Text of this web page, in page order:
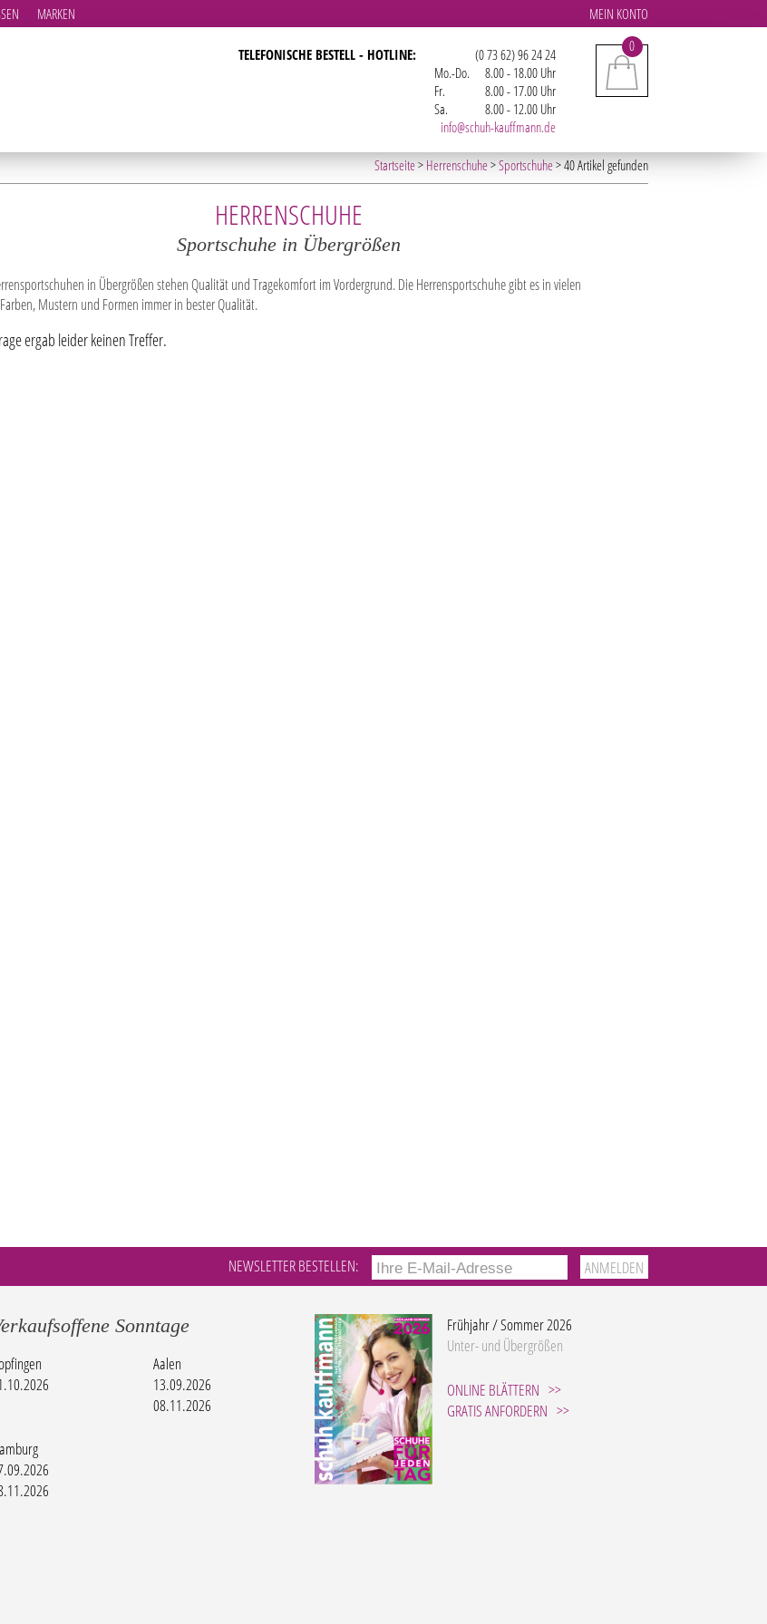
MEIN KONTO
MARKEN
0
TELEFONISCHE BESTELL - HOTLINE:
(0 73 62) 96 24 24
Mo.-Do.
8.00 - 18.00 Uhr
Fr.
8.00 - 17.00 Uhr
Sa.
8.00 - 12.00 Uhr
info@schuh-kauffmann.de
Startseite> Herrenschuhe>Sportschuhe> 40 Artikel gefunden
HERRENSCHUHE
Sportschuhe in Übergrößen
in Übergrößen stehen Qualität und Tragekomfort im Vordergrund. Die Herrensportschuhe gibt es in vielen
Mustern und Formen immer in bester Qualität.
ergab leider keinen Treffer.
NEWSLETTER BESTELLEN:
Sonntage
Aalen
13.09.2026
08.11.2026
Frühjahr / Sommer 2026
Unter- und Übergrößen
ONLINE BLÄTTERN
GRATIS ANFORDERN